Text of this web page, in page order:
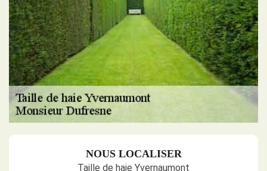
NOUS LOCALISER
Taille de haie Yvernaumont